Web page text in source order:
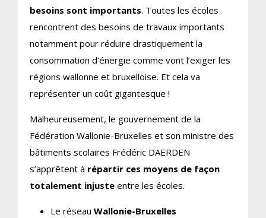
besoins sont importants. Toutes les écoles
rencontrent des besoins de travaux importants
notamment pour réduire drastiquement la
consommation d’énergie comme vont l’exiger les
régions wallonne et bruxelloise. Et cela va
représenter un coût gigantesque !
Malheureusement, le gouvernement de la
Fédération Wallonie-Bruxelles et son ministre des
bâtiments scolaires Frédéric DAERDEN
s’apprêtent à répartir ces moyens de façon
totalement injuste entre les écoles.
Le réseau Wallonie-Bruxelles